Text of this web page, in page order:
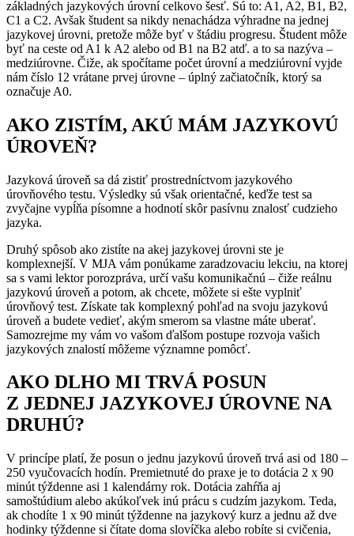
základných jazykových úrovní celkovo šesť. Sú to: A1, A2, B1, B2,
C1 a C2. Avšak študent sa nikdy nenachádza výhradne na jednej
jazykovej úrovni, pretože môže byť v štádiu progresu. Študent môže
byť na ceste od A1 k A2 alebo od B1 na B2 atď. a to sa nazýva –
medziúrovne. Čiže, ak spočítame počet úrovní a medziúrovní vyjde
nám číslo 12 vrátane prvej úrovne – úplný začiatočník, ktorý sa
označuje A0.
AKO ZISTÍM, AKÚ MÁM JAZYKOVÚ
ÚROVEŇ?
Jazyková úroveň sa dá zistiť prostredníctvom jazykového
úrovňového testu. Výsledky sú však orientačné, keďže test sa
zvyčajne vypĺňa písomne a hodnotí skôr pasívnu znalosť cudzieho
jazyka.
Druhý spôsob ako zistíte na akej jazykovej úrovni ste je
komplexnejší. V MJA vám ponúkame zaradzovaciu lekciu, na ktorej
sa s vami lektor porozpráva, určí vašu komunikačnú – čiže reálnu
jazykovú úroveň a potom, ak chcete, môžete si ešte vyplniť
úrovňový test. Získate tak komplexný pohľad na svoju jazykovú
úroveň a budete vedieť, akým smerom sa vlastne máte uberať.
Samozrejme my vám vo vašom ďalšom postupe rozvoja vašich
jazykových znalostí môžeme významne pomôcť.
AKO DLHO MI TRVÁ POSUN
Z JEDNEJ JAZYKOVEJ ÚROVNE NA
DRUHÚ?
V princípe platí, že posun o jednu jazykovú úroveň trvá asi od 180 –
250 vyučovacích hodín. Premietnuté do praxe je to dotácia 2 x 90
minút týždenne asi 1 kalendárny rok. Dotácia zahŕňa aj
samoštúdium alebo akúkoľvek inú prácu s cudzím jazykom. Teda,
ak chodíte 1 x 90 minút týždenne na jazykový kurz a jednu až dve
hodinky týždenne si čítate doma slovíčka alebo robíte si cvičenia,